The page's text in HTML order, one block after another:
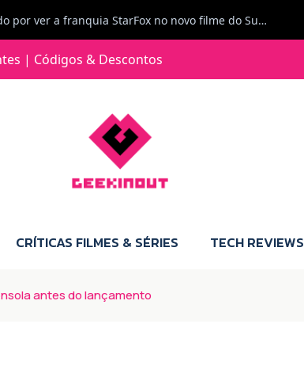
Jorge Loureiro | Fearme diz: A versão da Switch 2 tem censura... mas também não perdes muito.
para comprar para a Switch 2 :P
| Códigos & Descontos
CRÍTICAS FILMES & SÉRIES TECH REVIEWS
antes do lançamento